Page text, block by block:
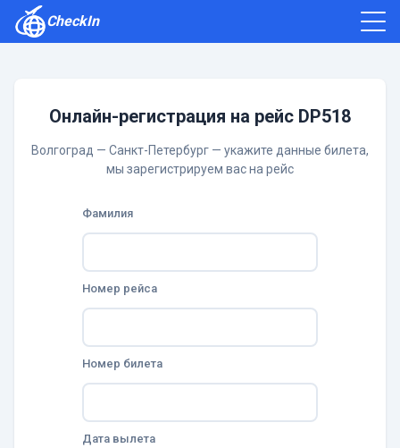
CheckIn
Онлайн-регистрация на рейс DP518
Волгоград — Санкт-Петербург — укажите данные билета,
мы зарегистрируем вас на рейс
Фамилия
Номер рейса
Номер билета
Дата вылета